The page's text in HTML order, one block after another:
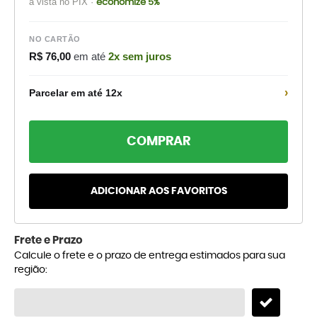
economize 5%
NO CARTÃO
R$ 76,00 em até 2x sem juros
Parcelar em até 12x ›
COMPRAR
ADICIONAR AOS FAVORITOS
Frete e Prazo
Calcule o frete e o prazo de entrega estimados para sua
região: